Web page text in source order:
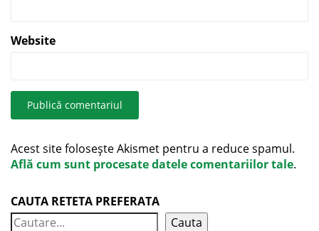
Website
Acest site folosește Akismet pentru a reduce spamul.
Află cum sunt procesate datele comentariilor tale.
CAUTA RETETA PREFERATA
Cauta